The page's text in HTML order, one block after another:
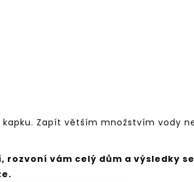
Zapít větším množstvím vody
vám celý dům a výsledky se